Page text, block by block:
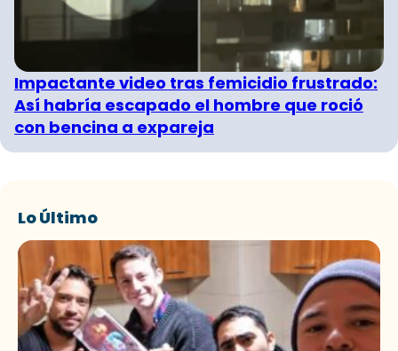
Impactante video tras femicidio frustrado:
Así habría escapado el hombre que roció
con bencina a expareja
Lo Último